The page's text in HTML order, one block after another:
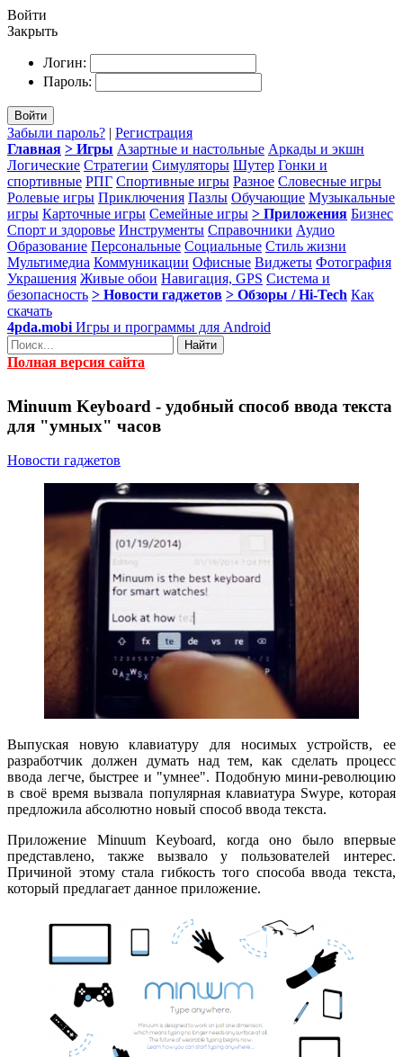
Войти
Закрыть
Логин:
Пароль:
Войти
Забыли пароль? | Регистрация
Главная > Игры Азартные и настольные Аркады и экшн
Логические Стратегии Симуляторы Шутер Гонки и
спортивные РПГ Спортивные игры Разное Словесные игры
Ролевые игры Приключения Пазлы Обучающие Музыкальные
игры Карточные игры Семейные игры > Приложения Бизнес
Спорт и здоровье Инструменты Справочники Аудио
Образование Персональные Социальные Стиль жизни
Мультимедиа Коммуникации Офисные Виджеты Фотография
Украшения Живые обои Навигация, GPS Система и
безопасность > Новости гаджетов > Обзоры / Hi-Tech Как
скачать
4pda.mobi Игры и программы для Android
Найти
Полная версия сайта
Minuum Keyboard - удобный способ ввода текста
для "умных" часов
Новости гаджетов
Выпуская новую клавиатуру для носимых устройств, ее
разработчик должен думать над тем, как сделать процесс
ввода легче, быстрее и "умнее". Подобную мини-революцию
в своё время вызвала популярная клавиатура Swype, которая
предложила абсолютно новый способ ввода текста.
Приложение Minuum Keyboard, когда оно было впервые
представлено, также вызвало у пользователей интерес.
Причиной этому стала гибкость того способа ввода текста,
который предлагает данное приложение.